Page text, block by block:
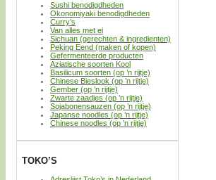
Sushi benodigdheden
Okonomiyaki benodigdheden
Curry’s
Van alles met ei
Sichuan (gerechten & ingredienten)
Peking Eend (maken of kopen)
Gefermenteerde producten
Aziatische soorten Kool
Basilicum soorten (op ’n rijtje)
Chinese Bieslook (op ’n rijtje)
Gember (op ’n rijtje)
Zwarte zaadjes (op ’n rijtje)
Sojabonensauzen (op ’n rijtje)
Japanse noodles (op ’n rijtje)
Chinese noodles (op ’n rijtje)
TOKO’S